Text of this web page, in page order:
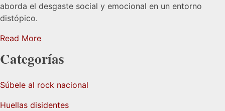
aborda el desgaste social y emocional en un entorno
distópico.
Read More
Categorías
Súbele al rock nacional
Huellas disidentes